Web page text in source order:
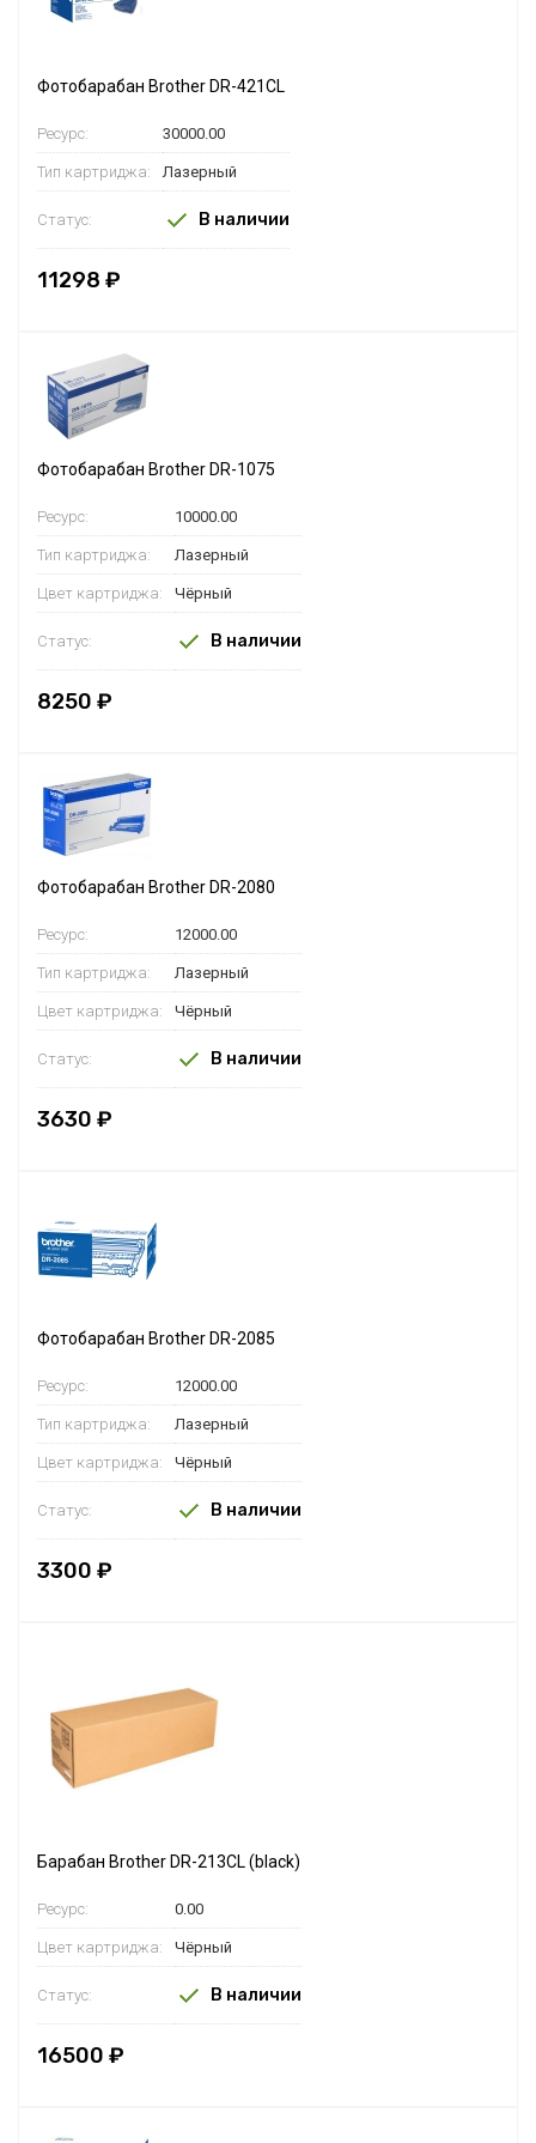
Фотобарабан Brother DR-421CL
Ресурс: 30000.00
Тип картриджа: Лазерный
Статус: В наличии
11298 ₽
Фотобарабан Brother DR-1075
Ресурс: 10000.00
Тип картриджа: Лазерный
Цвет картриджа: Чёрный
Статус: В наличии
8250 ₽
Фотобарабан Brother DR-2080
Ресурс: 12000.00
Тип картриджа: Лазерный
Цвет картриджа: Чёрный
Статус: В наличии
3630 ₽
Фотобарабан Brother DR-2085
Ресурс: 12000.00
Тип картриджа: Лазерный
Цвет картриджа: Чёрный
Статус: В наличии
3300 ₽
Барабан Brother DR-213CL (black)
Ресурс: 0.00
Цвет картриджа: Чёрный
Статус: В наличии
16500 ₽